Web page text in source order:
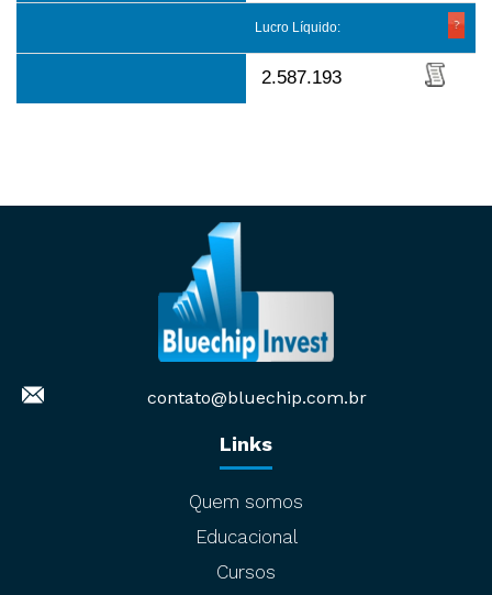
Lucro Líquido:
2.587.193
contato@bluechip.com.br
Links
Quem somos
Educacional
Cursos